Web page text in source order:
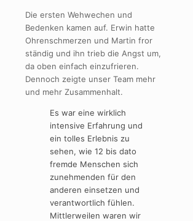
Die ersten Wehwechen und
Bedenken kamen auf. Erwin hatte
Ohrenschmerzen und Martin fror
ständig und ihn trieb die Angst um,
da oben einfach einzufrieren.
Dennoch zeigte unser Team mehr
und mehr Zusammenhalt.
Es war eine wirklich
intensive Erfahrung und
ein tolles Erlebnis zu
sehen, wie 12 bis dato
fremde Menschen sich
zunehmenden für den
anderen einsetzen und
verantwortlich fühlen.
Mittlerweilen waren wir